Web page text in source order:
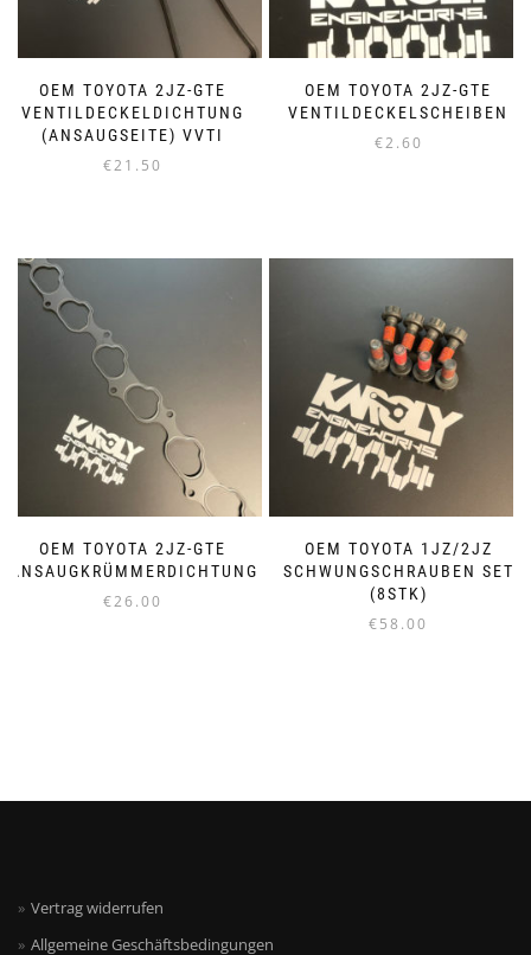
OEM TOYOTA 2JZ-GTE
VENTILDECKELDICHTUNG
(ANSAUGSEITE) VVTI
€21.50
OEM TOYOTA 2JZ-GTE
VENTILDECKELSCHEIBEN
€2.60
OEM TOYOTA 2JZ-GTE
ANSAUGKRÜMMERDICHTUNG
€26.00
OEM TOYOTA 1JZ/2JZ
SCHWUNGSCHRAUBEN SET
(8STK)
€58.00
Vertrag widerrufen
Allgemeine Geschäftsbedingungen